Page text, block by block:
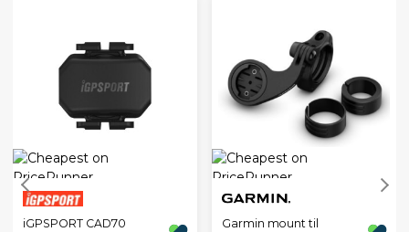
iGPSPORT CAD70
Garmin mount til